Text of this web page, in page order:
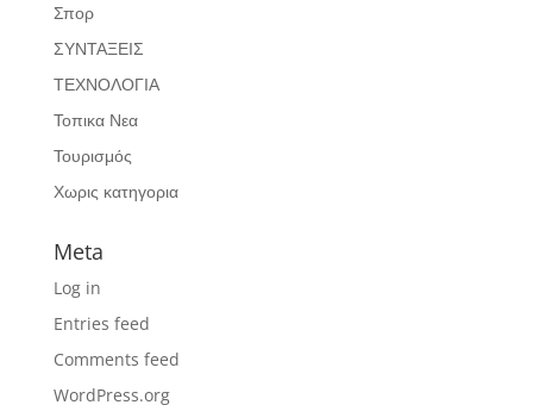
Σπορ
ΣΥΝΤΑΞΕΙΣ
ΤΕΧΝΟΛΟΓΙΑ
Τοπικα Νεα
Τουρισμός
Χωρις κατηγορια
Meta
Log in
Entries feed
Comments feed
WordPress.org